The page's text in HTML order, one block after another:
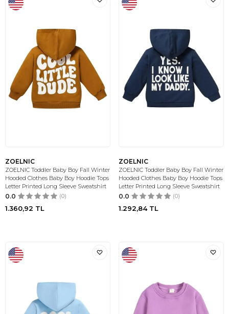
ZOELNIC
ZOELNIC Toddler Baby Boy Fall Winter
Hooded Clothes Baby Boy Hoodie Tops
Letter Printed Long Sleeve Sweatshirt
0.0 (0)
1.360,92 TL
ZOELNIC
ZOELNIC Toddler Baby Boy Fall Winter
Hooded Clothes Baby Boy Hoodie Tops
Letter Printed Long Sleeve Sweatshirt
0.0 (0)
1.292,84TL